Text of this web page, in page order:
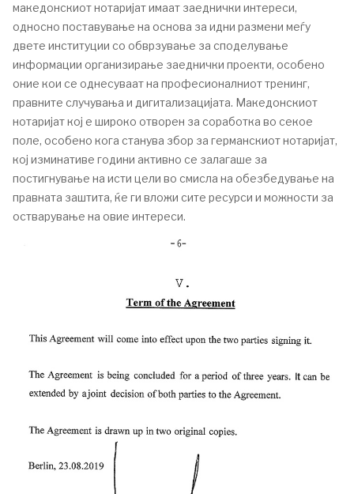
македонскиот нотаријат имаат заеднички интереси,
односно поставување на основа за идни размени меѓу
двете институции со обврзување за споделување
информации организирање заеднички проекти, особено
оние кои се однесуваат на професионалниот тренинг,
правните случувања и дигитализацијата. Македонскиот
нотаријат кој е широко отворен за соработка во секое
поле, особено кога станува збор за германскиот нотаријат,
кој изминативе години активно се залагаше за
постигнување на исти цели во смисла на обезбедување на
правната заштита, ќе ги вложи сите ресурси и можности за
остварување на овие интереси.